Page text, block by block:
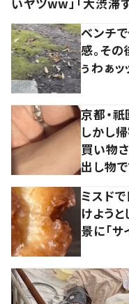
ベンチ
感。そ
ぅわぁッ
京都・
しかし
買い物さ
出し物で
ミスド
けよう
景に「サ